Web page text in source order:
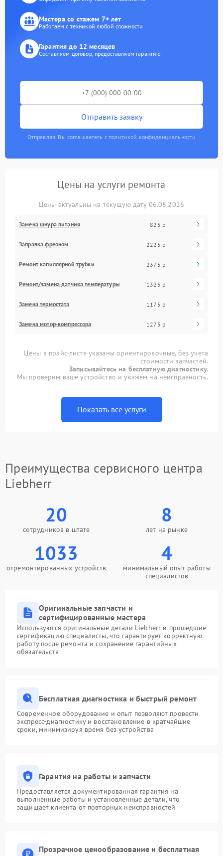
Мастера со стажем 7+ лет
Работаем с техникой любой сложности
Гарантия до 12 месяцев
Составляем договор, предоставляем гарантию
Отправить заявку
Отправляя, Вы соглашаетесь с политикой конфиденциальности
Цены на услуги ремонта
Цены актуальны на текущую дату 06.08.2026
Замена шнура питания 825 р
Заправка фреоном 2225 р
Ремонт капиллярной трубки 2375 р
Ремонт/замена датчика температуры 1325 р
Замена термостата 1175 р
Замена мотор-компрессора 1275 р
Цены в прайс-листе указаны ориентировочные, без учета
стоимости запчастей.
Записывайтесь на бесплатную диагностику.
Мы проверим ваше устройство и укажем на неисправность.
Показать все услуги
Преимущества сервисного центра
Liebherr
20
сотрудников в штате
8
лет на рынке
1033
отремонтированных устройств
4
минимальный опыт работы
специалистов
Оригинальные запчасти и
сертифицированные мастера
Используются оригинальные детали Liebherr и прошедшие
сертификацию специалисты, что гарантирует корректную
работу после ремонта и сохранение гарантийных
обязательств
Бесплатная диагностика и быстрый ремонт
Современное оборудование и опыт позволяют провести
экспресс-диагностику и восстановление в кратчайшие
сроки, минимизируя время без устройства
Гарантия на работы и запчасти
Предоставляется документированная гарантия на
выполненные работы и установленные детали, что
защищает клиента от повторных неисправностей
Прозрачное ценообразование и бесплатная